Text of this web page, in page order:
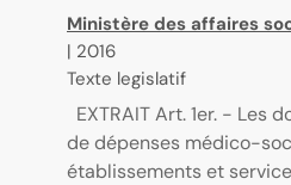
Ministère des affaires
| 2016
Texte legislatif
EXTRAIT Art. 1er. - Les
de dépenses médico-
établissements et